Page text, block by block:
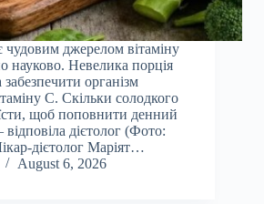
джерелом вітаміну
науково. Невелика порція
організм
С. Скільки солодкого
щоб поповнити денний
дієтолог (Фото:
дієтолог Маріят…
August 6, 2026